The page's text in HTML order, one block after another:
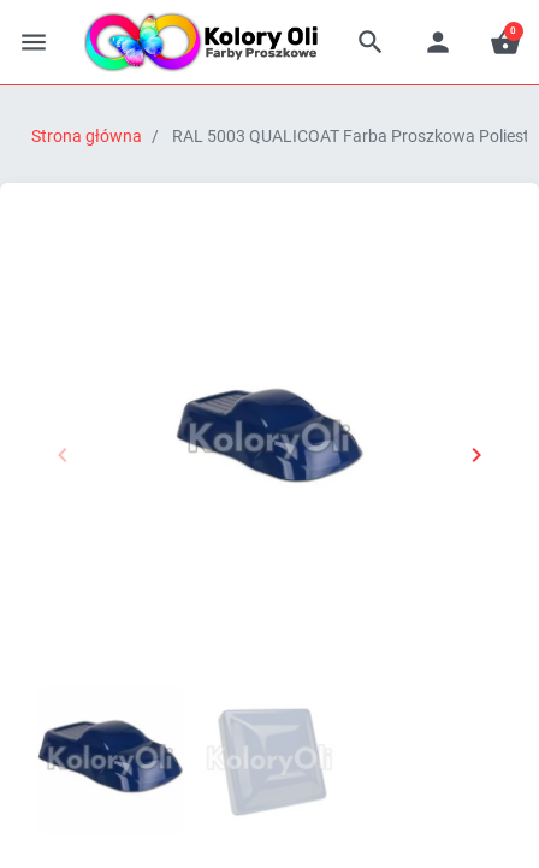
   
0
Strona główna RAL 5003 QUALICOAT Farba Proszkowa
Poprzedni
 